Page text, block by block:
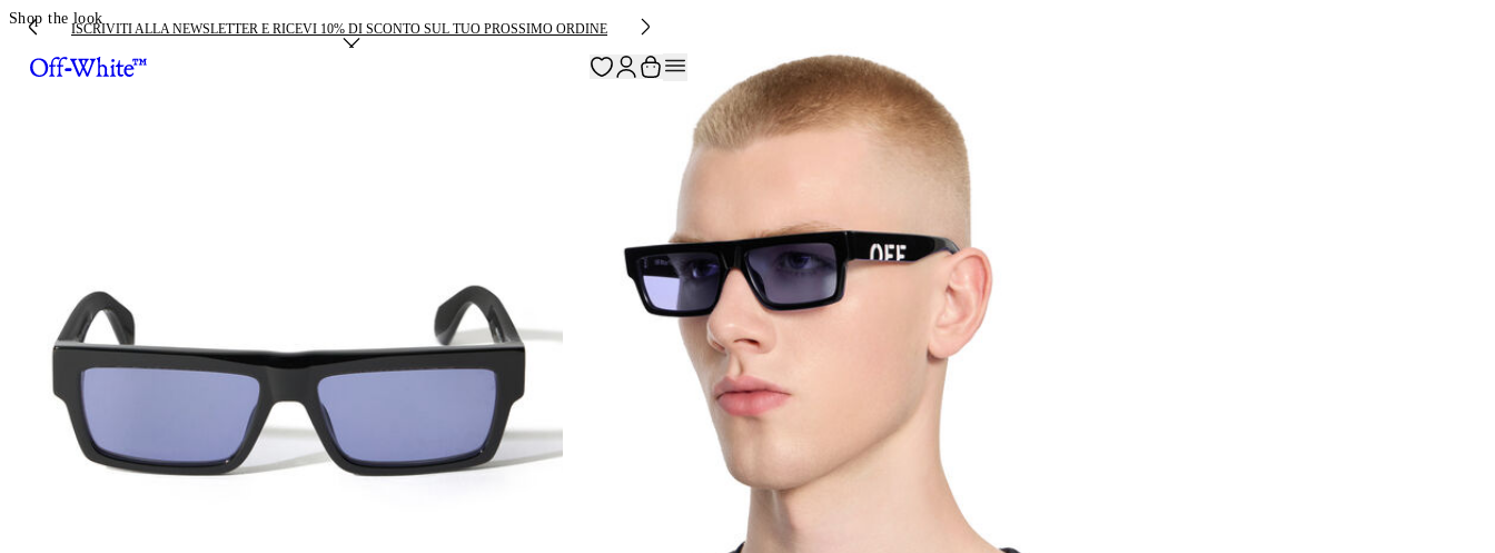
ISCRIVITI ALLA NEWSLETTER E RICEVI 10% DI SCONTO SUL TUO PROSSIMO ORDINE
Shop the look